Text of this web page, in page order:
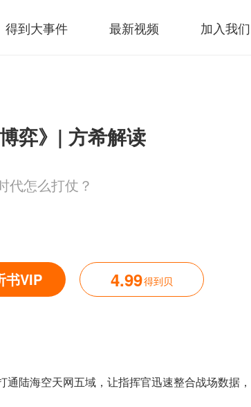
得到大事件 最新视频 加入我们
博弈》| 方希解读
代怎么打仗？
书VIP 4.99得到贝
陆海空天网五域，让指挥官迅速整合战场数据，